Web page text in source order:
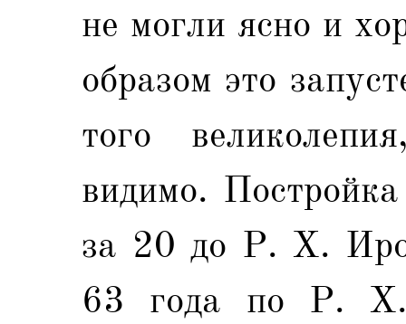
не могли ясно и
образом это
того
видимо.
за 20 до Р. X.
63 года по Р.